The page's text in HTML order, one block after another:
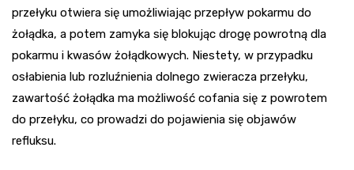
przełyku otwiera się umożliwiając przepływ pokarmu do
żołądka, a potem zamyka się blokując drogę powrotną dla
pokarmu i kwasów żołądkowych. Niestety, w przypadku
osłabienia lub rozluźnienia dolnego zwieracza przełyku,
zawartość żołądka ma możliwość cofania się z powrotem
do przełyku, co prowadzi do pojawienia się objawów
refluksu.